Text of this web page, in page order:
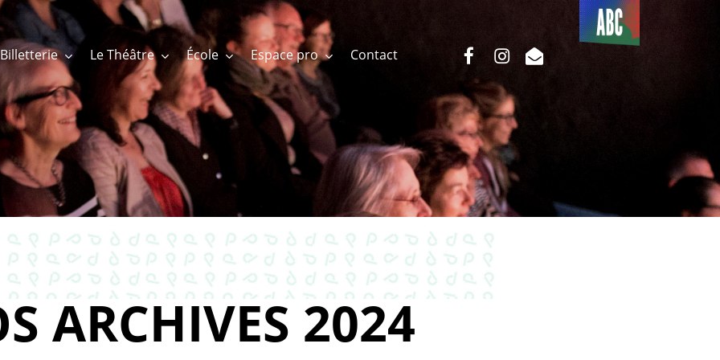
Billetterie Le Théâtre École Espace pro Contact
Du côté
de l’ABC
facebookinstagram
email
ARCHIVES 2024